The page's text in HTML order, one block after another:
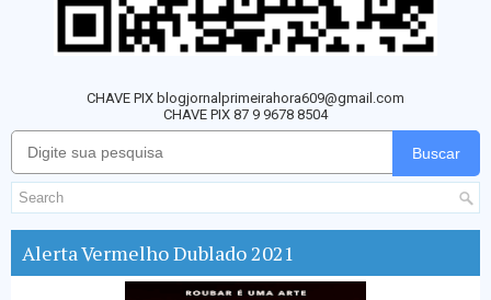
CHAVE PIX blogjornalprimeirahora609@gmail.com
CHAVE PIX 87 9 9678 8504
Buscar
Alerta Vermelho Dublado 2021